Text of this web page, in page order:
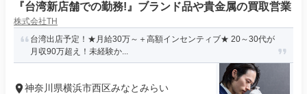
『台湾新店舗での勤務!』ブランド品や貴金属の買取営業
株式会社TH
台湾出店予定！★月給30万～＋高額インセンティブ★ 20～30代が
月収90万超え！未経験か...
神奈川県横浜市西区みなとみらい